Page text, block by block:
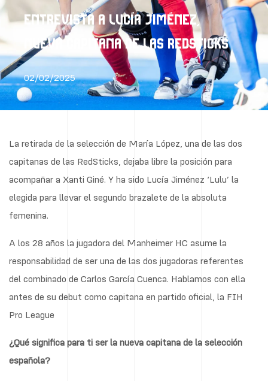
ENTREVISTA A LUCÍA JIMÉNEZ,
NUEVA CAPITANA DE LAS REDSTICKS
02/02/2025
La retirada de la selección de María López, una de las dos
capitanas de las RedSticks, dejaba libre la posición para
acompañar a Xanti Giné. Y ha sido Lucía Jiménez ‘Lulu’ la
elegida para llevar el segundo brazalete de la absoluta
femenina.
A los 28 años la jugadora del Manheimer HC asume la
responsabilidad de ser una de las dos jugadoras referentes
del combinado de Carlos García Cuenca. Hablamos con ella
antes de su debut como capitana en partido oficial, la FIH
Pro League
¿Qué significa para ti ser la nueva capitana de la selección
española?